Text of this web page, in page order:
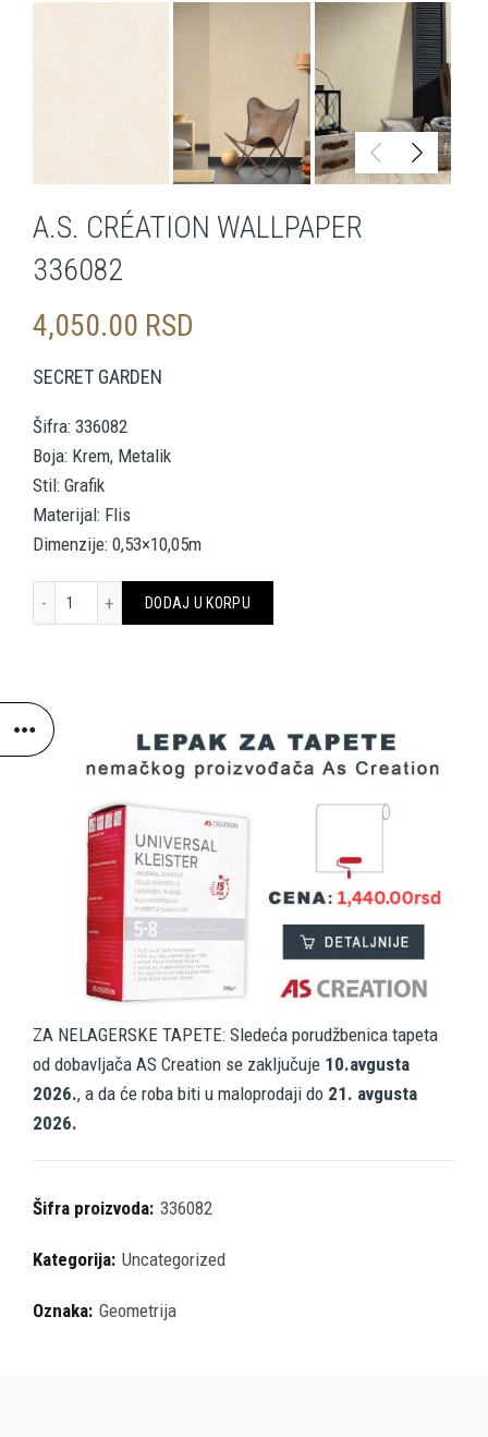
A.S. CRÉATION WALLPAPER
336082
4,050.00 RSD
SECRET GARDEN
Šifra: 336082
Boja: Krem, Metalik
Stil: Grafik
Materijal: Flis
Dimenzije: 0,53×10,05m
A.S. CRÉATION WALLPAPER 336082 količina
DODAJ U KORPU
ZA NELAGERSKE TAPETE: Sledeća porudžbenica tapeta
od dobavljača AS Creation se zaključuje 10.avgusta
2026., a da će roba biti u maloprodaji do 21. avgusta
2026.
Šifra proizvoda: 336082
Kategorija: Uncategorized
Oznaka: Geometrija